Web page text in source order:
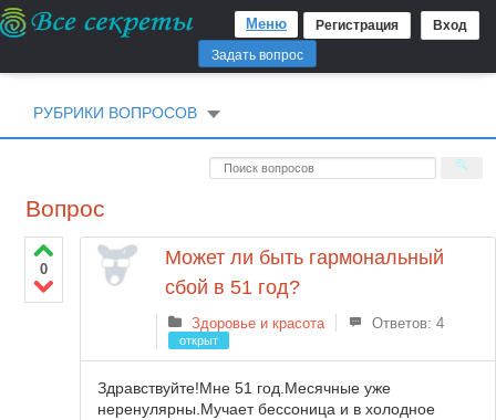
Регистрация Вход
Меню
Задать вопрос
РУБРИКИ ВОПРОСОВ
Вопрос
0
Может ли быть гармональный
сбой в 51 год?
Здоровье и красота Ответов: 4
открыт
Здравствуйте!Мне 51 год.Месячные уже
неренулярны.Мучает бессоница и в холодное